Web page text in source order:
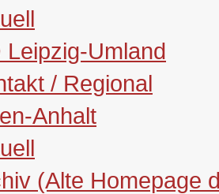
Leipzig-Umland
/ Regional
Anhalt
(Alte Homepage